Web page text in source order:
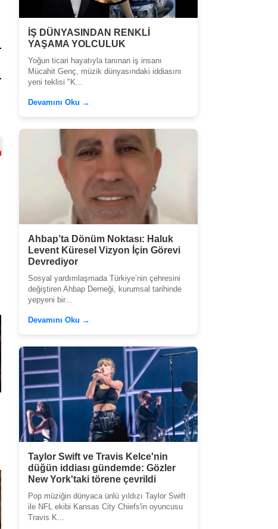
İŞ DÜNYASINDAN RENKLİ
YAŞAMA YOLCULUK
Yoğun ticari hayatıyla tanınan iş insanı
Mücahit Genç, müzik dünyasındaki iddiasını
yeni teklisi "K...
Devamını Oku →
Ahbap’ta Dönüm Noktası: Haluk
Levent Küresel Vizyon İçin Görevi
Devrediyor
Sosyal yardımlaşmada Türkiye’nin çehresini
değiştiren Ahbap Derneği, kurumsal tarihinde
yepyeni bir...
Devamını Oku →
Taylor Swift ve Travis Kelce'nin
düğün iddiası gündemde: Gözler
New York'taki törene çevrildi
Pop müziğin dünyaca ünlü yıldızı Taylor Swift
ile NFL ekibi Kansas City Chiefs'in oyuncusu
Travis K...